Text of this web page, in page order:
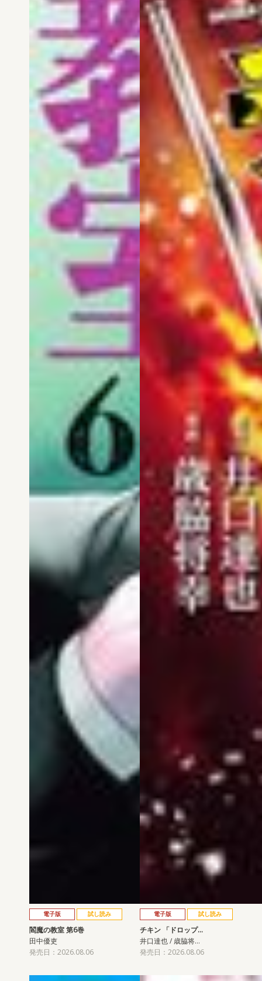
電子版 試し読み
閻魔の教室 第6巻
田中優吏
発売日：2026.08.06
電子版 試し読み
チキン 「ドロップ…
井口達也 / 歳脇将…
発売日：2026.08.06